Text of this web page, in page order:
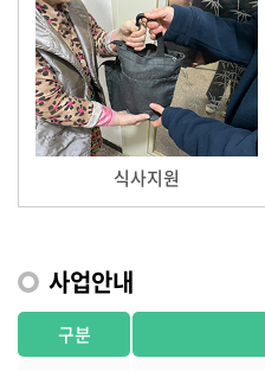
식사지원
사업안내
구분